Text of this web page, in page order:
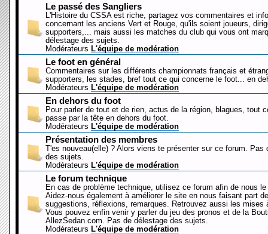
Le passé des Sangliers
L'Histoire du CSSA est riche, partagez vos commentaires et
concernant les anciens Vert et Rouge, qu'ils soient joueurs,
supporters,... mais aussi les matches du club qui vous ont
délestage des sujets.
Modérateurs L'équipe de modération
Le foot en général
Commentaires sur les différents championnats français et
supporters, les stades, bref tout ce qui concerne le foot... en
Modérateurs L'équipe de modération
En dehors du foot
Pour parler de tout et de rien, actus de la région, blagues, tout
passe par la tête en dehors du foot.
Modérateurs L'équipe de modération
Présentation des membres
T'es nouveau(elle) ? Alors viens te présenter sur ce forum. Pas
des sujets.
Modérateurs L'équipe de modération
Le forum technique
En cas de problème technique, utilisez ce forum afin de nous le
Aidez-nous également à améliorer le site en nous faisant part
suggestions, réflexions, remarques. Retrouvez aussi les mises
Vous pouvez enfin venir y parler du jeu des pronos et de la
AllezSedan.com. Pas de délestage des sujets.
Modérateurs L'équipe de modération